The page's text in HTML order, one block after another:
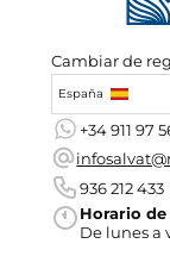
Cambiar de
España
+34 911 97
936 212 433
Horario
De lunes a